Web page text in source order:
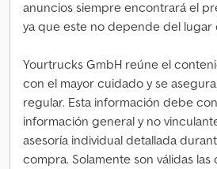
anuncios siempre encontrará el
ya que este no depende del lugar
Yourtrucks GmbH reúne el
con el mayor cuidado y se
regular. Esta información debe
información general y no
asesoría individual detallada
compra. Solamente son válidas